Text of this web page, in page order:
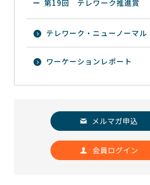
第19回 テレワーク推進賞
テレワーク・ニューノーマル
ワーケーションレポート